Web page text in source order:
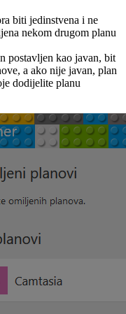
biti jedinstvena i ne
nekom drugom planu
postavljen kao javan, bit
a ako nije javan, plan
dodijelite planu